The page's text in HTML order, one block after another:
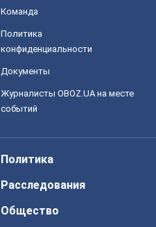
Команда
Политика
конфиденциальности
Документы
Журналисты OBOZ.UA на месте
событий
Политика
Расследования
Общество